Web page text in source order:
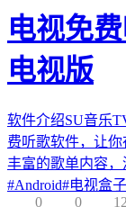
电视免
电视版
软件介绍SU音乐
费听歌软件，让
丰富的歌单内容
#Android#电视盒子
0
0